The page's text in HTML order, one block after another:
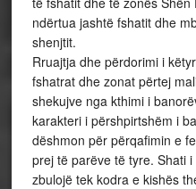
ndërtua jashtë fshatit dhe
shenjtit.
Rruajtja dhe përdorimi i
fshatrat dhe zonat përtej
shekujve nga kthimi i
karakteri i përshpirtshëm i
dëshmon për përqafimin e
prej të parëve të tyre. Shati
zbulojë tek kodra e kishës